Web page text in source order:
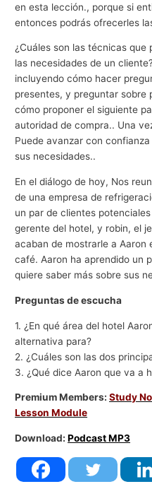
en esta lección., porque si
entonces podrás ofrecerles
¿Cuáles son las técnicas
las necesidades de un
incluyendo cómo hacer
presentes, y preguntar sobre
cómo proponer el siguiente
autoridad de compra.. Una
Puede avanzar con
sus necesidades..
En el diálogo de hoy, Nos
de una empresa de
un par de clientes
gerente del hotel, y robin, el
acaban de mostrarle a Aaron
café. Aaron ha aprendido un
quiere saber más sobre sus
Preguntas de escucha
1. ¿En qué área del hotel
alternativa para?
2. ¿Cuáles son las dos
3. ¿Qué dice Aaron que va a
Premium Members:Study
Lesson Module
Download:Podcast MP3